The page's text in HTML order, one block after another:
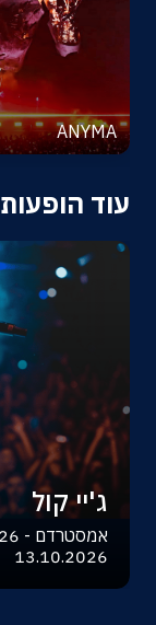
ANYMA
עוד
ג'יי קול
13.10.2026